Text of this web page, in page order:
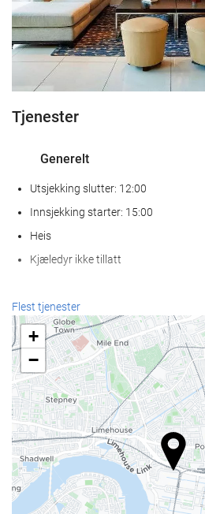
Tjenester
Generelt
Utsjekking slutter: 12:00
Innsjekking starter: 15:00
Heis
Kjæledyr ikke tillatt
Resepsjonstjenester
Døgnåpen resepsjon
Bagasjeoppbevaring
Mat og Drikke
À la carte-restaurant
Bar
Velvære
Flest tjenester
+
−